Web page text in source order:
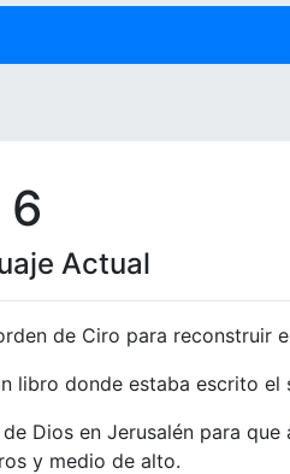
6
Actual
de Ciro para reconstruir
libro donde estaba escrito el
Dios en Jerusalén para que
y medio de alto.